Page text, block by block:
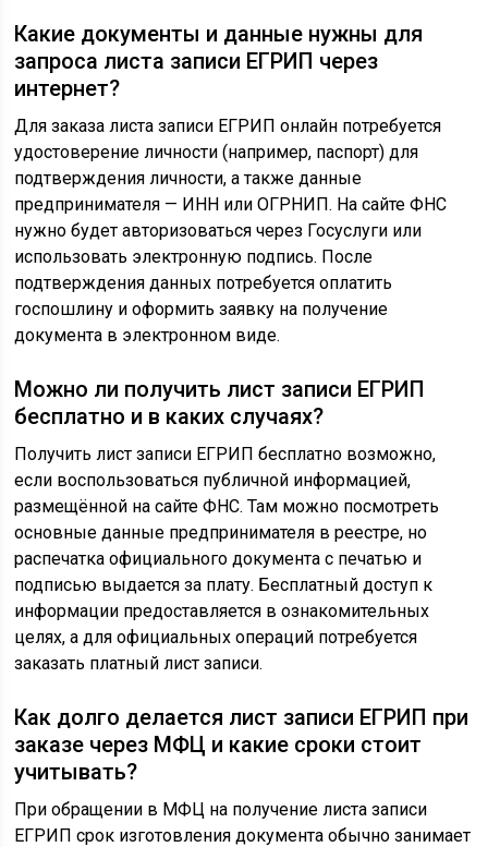
Какие документы и данные нужны для
запроса листа записи ЕГРИП через
интернет?
Для заказа листа записи ЕГРИП онлайн потребуется
удостоверение личности (например, паспорт) для
подтверждения личности, а также данные
предпринимателя — ИНН или ОГРНИП. На сайте ФНС
нужно будет авторизоваться через Госуслуги или
использовать электронную подпись. После
подтверждения данных потребуется оплатить
госпошлину и оформить заявку на получение
документа в электронном виде.
Можно ли получить лист записи ЕГРИП
бесплатно и в каких случаях?
Получить лист записи ЕГРИП бесплатно возможно,
если воспользоваться публичной информацией,
размещённой на сайте ФНС. Там можно посмотреть
основные данные предпринимателя в реестре, но
распечатка официального документа с печатью и
подписью выдается за плату. Бесплатный доступ к
информации предоставляется в ознакомительных
целях, а для официальных операций потребуется
заказать платный лист записи.
Как долго делается лист записи ЕГРИП при
заказе через МФЦ и какие сроки стоит
учитывать?
При обращении в МФЦ на получение листа записи
ЕГРИП срок изготовления документа обычно занимает